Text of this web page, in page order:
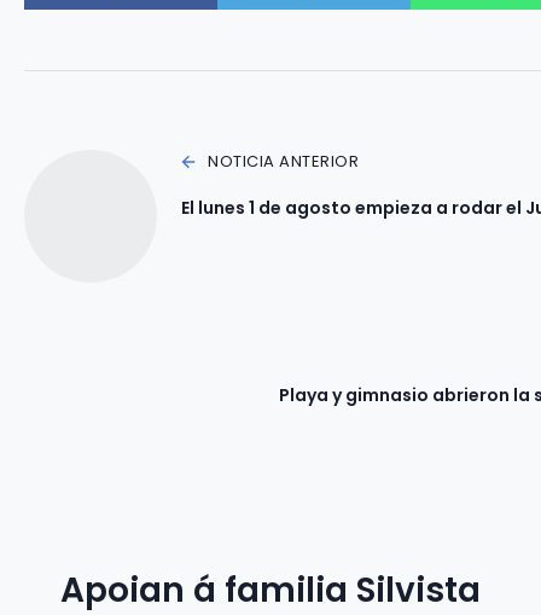
NOTICIA ANTERIOR
El lunes 1 de agosto empieza a rodar el
Playa y gimnasio abrieron la
Apoian á familia Silvista